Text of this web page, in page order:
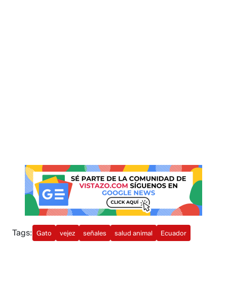
Tags: Gato vejez señales salud animal Ecuador